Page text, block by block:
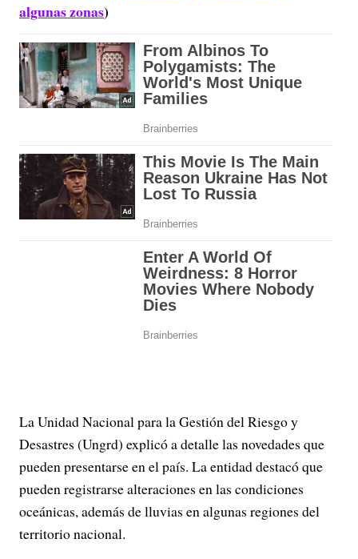
algunas zonas)
La Unidad Nacional para la Gestión del Riesgo y
Desastres (Ungrd) explicó a detalle las novedades que
pueden presentarse en el país. La entidad destacó que
pueden registrarse alteraciones en las condiciones
oceánicas, además de lluvias en algunas regiones del
territorio nacional.